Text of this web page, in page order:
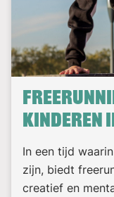
kinderen
In een tijd
zijn, biedt
creatief en